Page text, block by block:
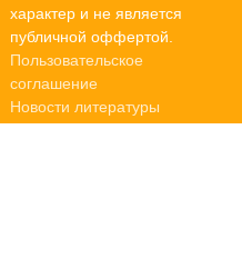
характер и не является
публичной оффертой.
Пользовательское
соглашение
Новости литературы